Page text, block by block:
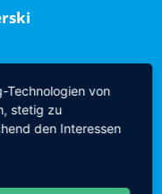
Technologien von
stetig zu
den Interessen